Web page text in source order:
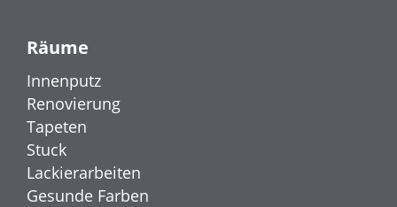
Räume
Innenputz
Renovierung
Tapeten
Stuck
Lackierarbeiten
Gesunde Farben